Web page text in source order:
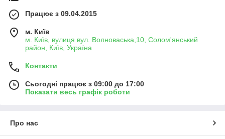
Працює з 09.04.2015
м. Київ
м. Київ, вулиця вул. Волноваська,10, Солом'янський
район, Київ, Україна
Контакти
Сьогодні працює з 09:00 до 17:00
Показати весь графік роботи
Про нас